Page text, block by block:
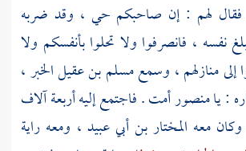
لهم : إن صاحبكم حي ، وقد ضربه
نفسه ، فانصرفوا ولا تحلوا بأنفسكم ولا
إلى منازلهم ، وسمعمسلم بن عقيلالخبر ،
: يامنصورأمت . فاجتمع إليه أربعة آلاف
معه المختار بن أبي عبيد ، ومعه راية